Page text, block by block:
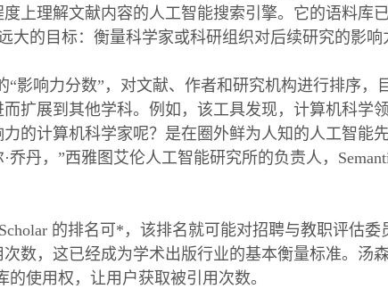
上理解文献内容的人工智能搜索引擎。它的语料库
大的目标：衡量科学家或科研组织对后续研究的影响
“影响力分数”，对文献、作者和研究机构进行排序，
扩展到其他学科。例如，该工具发现，计算机科学
的计算机科学家呢？是在圈外鲜为人知的人工智能
丹，”西雅图艾伦人工智能研究所的负责人，
的排名可*，该排名就可能对招聘与教职评估
数，这已经成为学术出版行业的基本衡量标准。汤
使用权，让用户获取被引用次数。